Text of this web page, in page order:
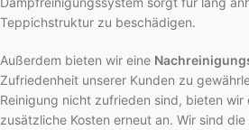
Teppichstruktur zu beschädigen.
Außerdem bieten wir eine
Zufriedenheit unserer Kunden zu
Reinigung nicht zufrieden sind, bieten wir
zusätzliche Kosten erneut an. Wir sind